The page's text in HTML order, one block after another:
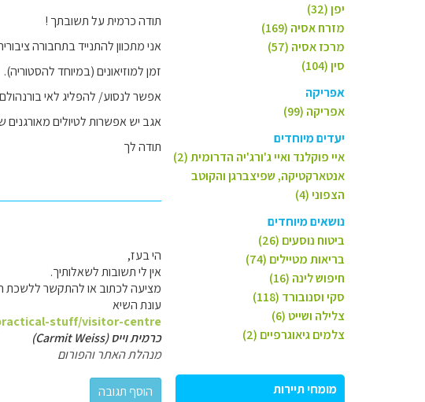
יפן (32)
מזרח אסיה (169)
מרכז אסיה (57)
סין (104)
אפריקה
אפריקה (99)
יעדים מיוחדים
איי פוקלנד ואיי ג'ורג'יה הדרומית (2)
אנטארקטיקה, שפיצברגן והקוטב
הצפוני (4)
נושאים מיוחדים
ביטוח נוסעים (26)
בריאות מטיילים (74)
חיפוש לינה (16)
סקי וסנובורד (118)
צלילה ושייט (6)
צלמים גיאוגרפיים (2)
מומחי תיירות
תודה כרמית על תשובתך !
אני מתכוון להתנייד בתחבורה
זמן למוזיאונים (במיוחד להסטוריה).
אפשר לנסוע/ להפליג לאי
אגב יש אפשרות לטיולים
תודה לך
הי בעז,
אין לי תשובות לשאלותיך.
מציעה לכתוב או להתקשר ללשכת
עונת השיא
stuff/visitor-centre
כרמית וייס (Carmit Weiss)
מנהלת האתר והפורום